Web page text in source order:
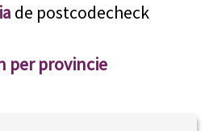
de postcodecheck
per provincie